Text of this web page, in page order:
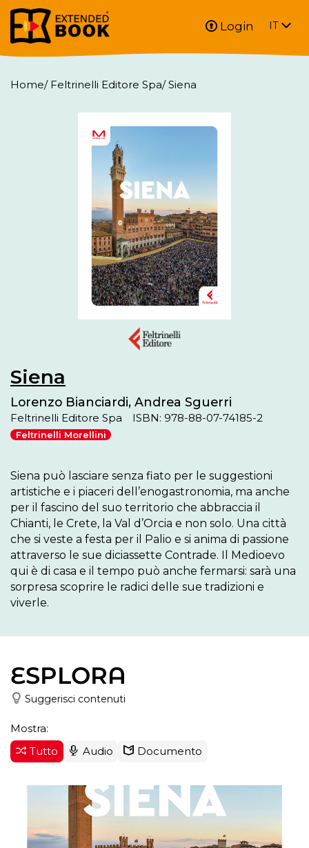
Login IT
Home/ Feltrinelli Editore Spa/ Siena
Siena
Lorenzo Bianciardi, Andrea Sguerri
Feltrinelli Editore Spa ISBN: 978-88-07-74185-2
Feltrinelli Morellini
Siena può lasciare senza fiato per le suggestioni
artistiche e i piaceri dell’enogastronomia, ma anche
per il fascino del suo territorio che abbraccia il
Chianti, le Crete, la Val d’Orcia e non solo. Una città
che si veste a festa per il Palio e si anima di passione
attraverso le sue diciassette Contrade. Il Medioevo
qui è di casa e il tempo può anche fermarsi: sarà una
sorpresa scoprire le radici delle sue tradizioni e
viverle.
ESPLORA
Suggerisci contenuti
Mostra:
Tutto
Audio Documento